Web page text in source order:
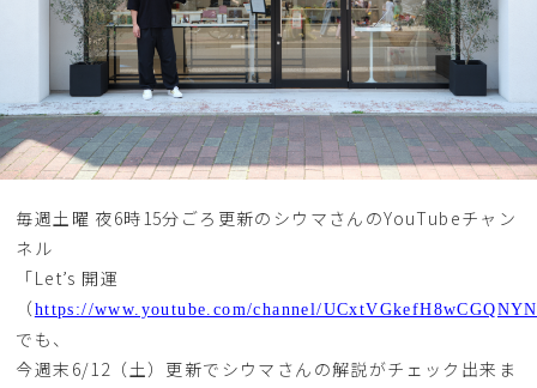
毎週土曜 夜6時15分ごろ更新のシウマさんのYouTubeチャン
ネル
「Let’s 開運
（https://www.youtube.com/channel/
でも、
今週末6/12（土）更新でシウマさんの解説がチェック出来ま